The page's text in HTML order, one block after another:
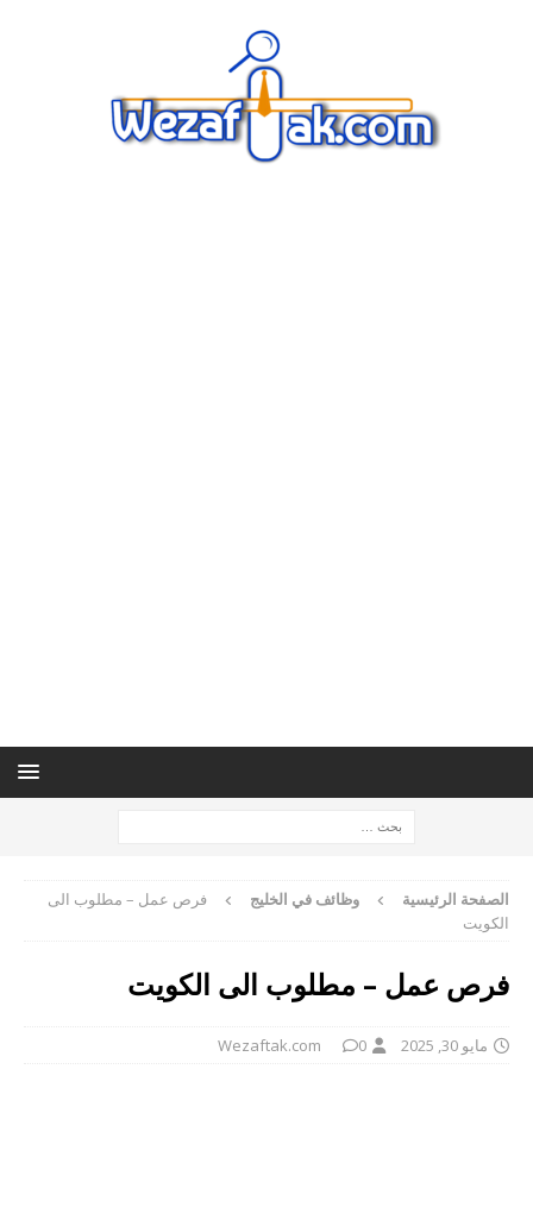
الصفحة الرئيسية وظائف في الخليج
فرص عمل – مطلوب الى
الكويت
فرص عمل – مطلوب الى الكويت
مايو 30, 2025 Wezaftak.com 0